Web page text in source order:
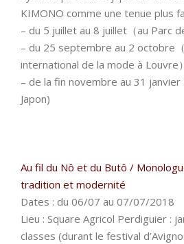
KIMONO comme une tenue plus
– du 5 juillet au 8 juillet（au Parc
– du 25 septembre au 2 octobre
international de la mode à Louvre）
– de la fin novembre au 31
Japon)
Au fil du Nô et du Butô /
tradition et modernité
Dates : du 06/07 au 07/07/2018
Lieu : Square Agricol Perdiguier :
classes (durant le festival